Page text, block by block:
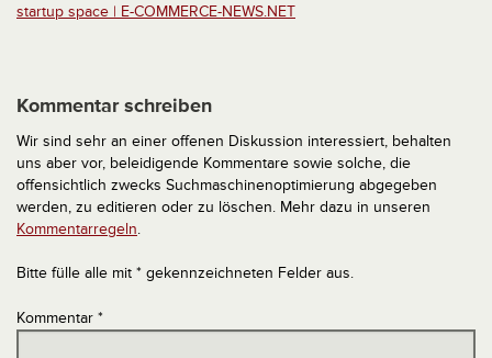
startup space | E-COMMERCE-NEWS.NET
Kommentar schreiben
Wir sind sehr an einer offenen Diskussion interessiert, behalten
uns aber vor, beleidigende Kommentare sowie solche, die
offensichtlich zwecks Suchmaschinenoptimierung abgegeben
werden, zu editieren oder zu löschen. Mehr dazu in unseren
Kommentarregeln.
Bitte fülle alle mit * gekennzeichneten Felder aus.
Kommentar *